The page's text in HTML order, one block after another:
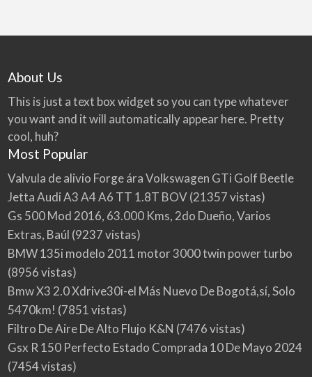
About Us
This is just a text box widget so you can type whatever
you want and it will automatically appear here. Pretty
cool, huh?
Most Popular
Valvula de alivio Forge ára Volkswagen GTi Golf Beetle
Jetta Audi A3 A4 A6 TT 1.8T BOV(21357 vistas)
Gs 500 Mod 2016, 63.000 Kms, 2do Dueño, Varios
Extras, Baúl (9237 vistas)
BMW 135i modelo 2011 motor 3000 twin power turbo
(8956 vistas)
Bmw X3 2.0 Xdrive30i-el Más Nuevo De Bogotá,sí, Solo
5470km! (7851 vistas)
Filtro De Aire De Alto Flujo K&N (7476 vistas)
Gsx R 150 Perfecto Estado Comprada 10 De Mayo 2024
(7454 vistas)